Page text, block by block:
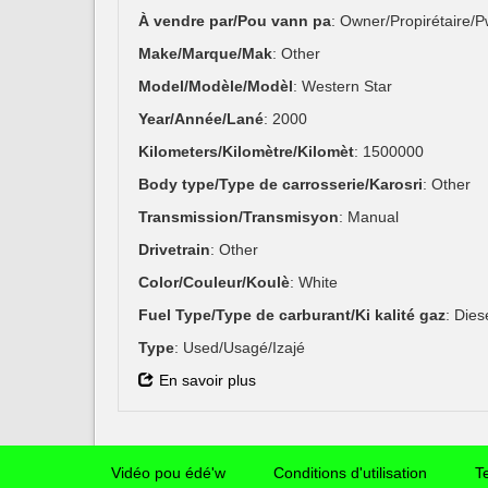
À vendre par/Pou vann pa: Owner/Propirétaire/
Make/Marque/Mak: Other
Model/Modèle/Modèl: Western Star
Year/Année/Lané: 2000
Kilometers/Kilomètre/Kilomèt: 1500000
Body type/Type de carrosserie/Karosri: Other
Transmission/Transmisyon: Manual
Drivetrain: Other
Color/Couleur/Koulè: White
Fuel Type/Type de carburant/Ki kalité gaz:
Type: Used/Usagé/Izajé
En savoir plus
Vidéo pou édé'w Conditions d'utilisation